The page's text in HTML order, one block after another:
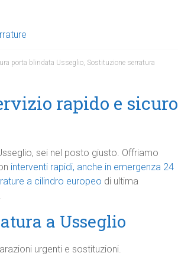
porta blindata Usseglio, Sostituzione serratura
rapido e sicuro
sei nel posto giusto. Offriamo
interventi rapidi, anche in emergenza 24
a cilindro europeo di ultima
a Usseglio
urgenti e sostituzioni.